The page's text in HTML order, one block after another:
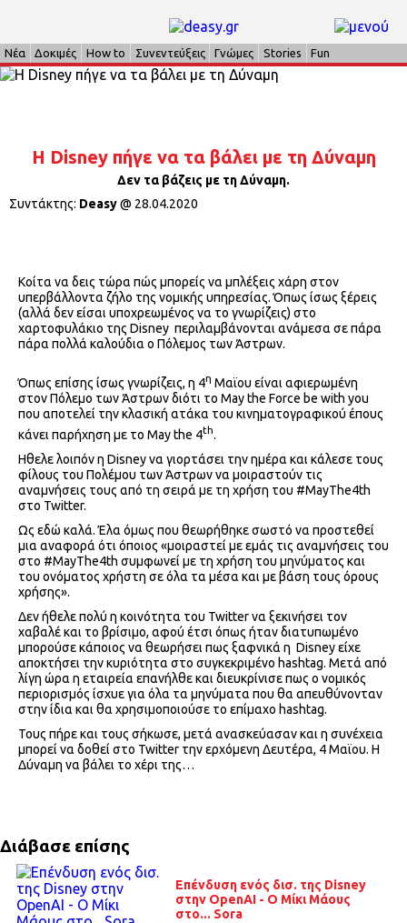
Νέα Δοκιμές How to Συνεντεύξεις Γνώμες Stories Fun
Η Disney πήγε να τα βάλει με τη Δύναμη
Δεν τα βάζεις με τη Δύναμη.
Συντάκτης: Deasy@ 28.04.2020
Κοίτα να δεις τώρα πώς μπορείς να μπλέξεις χάρη στον
υπερβάλλοντα ζήλο της νομικής υπηρεσίας. Όπως ίσως ξέρεις
(αλλά δεν είσαι υποχρεωμένος να το γνωρίζεις) στο
χαρτοφυλάκιο της Disney περιλαμβάνονται ανάμεσα σε πάρα
πάρα πολλά καλούδια ο Πόλεμος των Άστρων.
Όπως επίσης ίσως γνωρίζεις, η 4η Μαϊου είναι αφιερωμένη
στον Πόλεμο των Άστρων διότι το May the Force be with you
που αποτελεί την κλασική ατάκα του κινηματογραφικού έπους
κάνει παρήχηση με το May the 4th.
Ηθελε λοιπόν η Disney να γιορτάσει την ημέρα και κάλεσε τους
φίλους του Πολέμου των Άστρων να μοιραστούν τις
αναμνήσεις τους από τη σειρά με τη χρήση του #MayThe4th
στο Twitter.
Ως εδώ καλά. Έλα όμως που θεωρήθηκε σωστό να προστεθεί
μια αναφορά ότι όποιος «μοιραστεί με εμάς τις αναμνήσεις του
στο #MayThe4th συμφωνεί με τη χρήση του μηνύματος και
του ονόματος χρήστη σε όλα τα μέσα και με βάση τους όρους
χρήσης».
Δεν ήθελε πολύ η κοινότητα του Twitter να ξεκινήσει τον
χαβαλέ και το βρίσιμο, αφού έτσι όπως ήταν διατυπωμένο
μπορούσε κάποιος να θεωρήσει πως ξαφνικά η Disney είχε
αποκτήσει την κυριότητα στο συγκεκριμένο hashtag. Μετά από
λίγη ώρα η εταιρεία επανήλθε και διευκρίνισε πως ο νομικός
περιορισμός ίσχυε για όλα τα μηνύματα που θα απευθύνονταν
στην ίδια και θα χρησιμοποιούσε το επίμαχο hashtag.
Τους πήρε και τους σήκωσε, μετά ανασκεύασαν και η συνέχεια
μπορεί να δοθεί στο Twitter την ερχόμενη Δευτέρα, 4 Μαϊου. Η
Δύναμη να βάλει το χέρι της…
Διάβασε επίσης
Επένδυση ενός δισ. της Disney
στην OpenAI - Ο Μίκι Μάους
στο... Sora